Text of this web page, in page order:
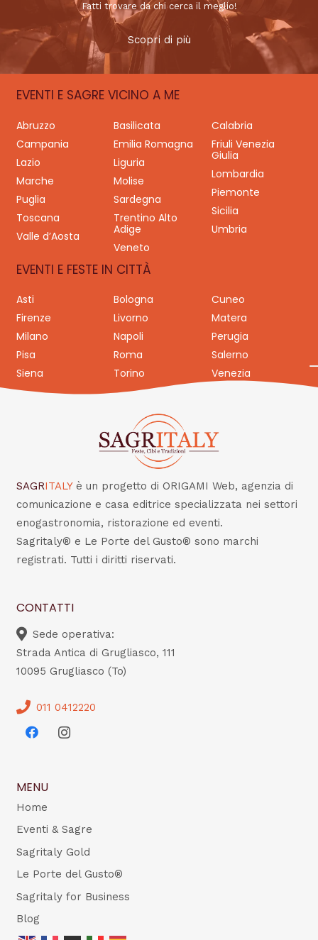
Fatti trovare da chi cerca il meglio!
Scopri di più
EVENTI E SAGRE VICINO A ME
Abruzzo Basilicata
Calabria
Campania
Emilia Romagna
Friuli Venezia
Giulia
Lazio
Liguria
Lombardia
Marche
Molise
Piemonte
Puglia
Sardegna
Sicilia
Toscana
Trentino Alto
Adige
Umbria
Valle d’Aosta
Veneto
EVENTI E FESTE IN CITTÀ
Asti Bologna
Cuneo
Firenze
Livorno
Matera
Milano
Napoli
Perugia
Pisa
Roma
Salerno
Siena
Torino Venezia
SAGRITALY è un progetto di ORIGAMI Web, agenzia di
comunicazione e casa editrice specializzata nei settori
enogastronomia, ristorazione ed eventi.
Sagritaly® e Le Porte del Gusto® sono marchi
registrati. Tutti i diritti riservati.
CONTATTI
Sede operativa:
Strada Antica di Grugliasco, 111
10095 Grugliasco (To)
011 0412220
MENU
Home
Eventi & Sagre
Sagritaly Gold
Le Porte del Gusto®
Sagritaly for Business
Blog